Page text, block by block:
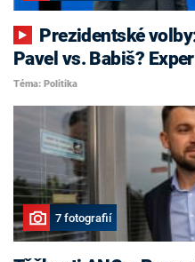
Pavel vs. Babiš?
Téma: Politika
7 fotografií